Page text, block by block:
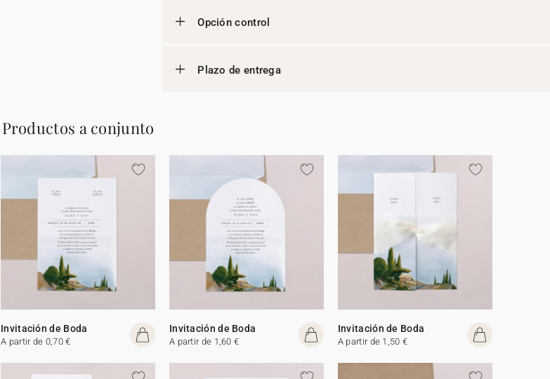
Opción control
Plazo de entrega
Productos a conjunto
Invitación de Boda
A partir de 0,70 €
Invitación de Boda
A partir de 1,60 €
Invitación de Boda
A partir de 1,50 €